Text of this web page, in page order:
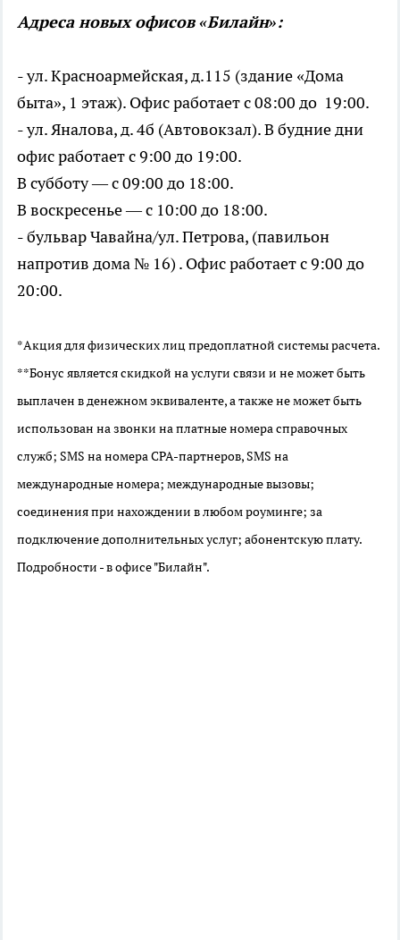
Адреса новых офисов «Билайн»:
- ул. Красноармейская, д.115 (здание «Дома
быта», 1 этаж). Офис работает с 08:00 до 19:00.
- ул. Яналова, д. 4б (Автовокзал). В будние дни
офис работает с 9:00 до 19:00.
В субботу — с 09:00 до 18:00.
В воскресенье — с 10:00 до 18:00.
- бульвар Чавайна/ул. Петрова, (павильон
напротив дома № 16) . Офис работает с 9:00 до
20:00.
*Акция для физических лиц предоплатной системы расчета.
**Бонус является скидкой на услуги связи и не может быть
выплачен в денежном эквиваленте, а также не может быть
использован на звонки на платные номера справочных
служб; SMS на номера CPA-партнеров, SMS на
международные номера; международные вызовы;
соединения при нахождении в любом роуминге; за
подключение дополнительных услуг; абонентскую плату.
Подробности - в офисе "Билайн".